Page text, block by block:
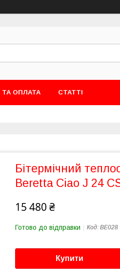
ТА ОПЛАТА СТАТТІ
Бітермічний
Beretta Ciao J 24
15 480 ₴
Готово до відправки Код: BE028
Купити